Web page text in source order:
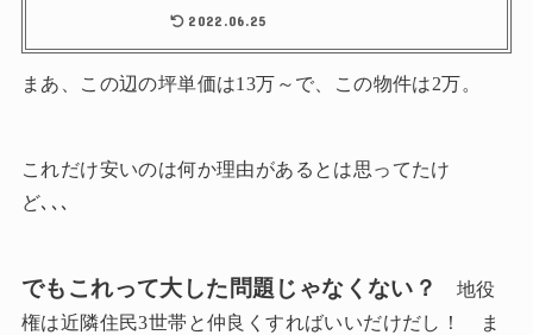
2022.06.25
まあ、この辺の坪単価は13万～で、この物件は2万。
これだけ安いのは何か理由があるとは思ってたけ
ど､､､
でもこれって大した問題じゃなくない？
地役
権は近隣住民3世帯と仲良くすればいいだけだし！ ま